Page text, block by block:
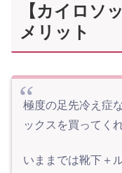
【カイロソ
メリット
極度の足先冷え症
ックスを買ってく
いままでは靴下＋